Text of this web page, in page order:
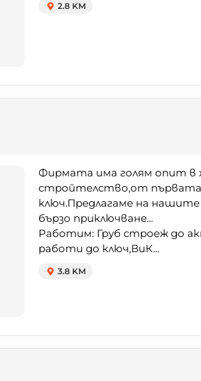
2.8 KM
Фирмата има голям опит
стройтелство,от първата
ключ.Предлагаме на
бързо приключване...
Работим: Груб строеж до
работи до ключ,ВиК...
3.8 KM